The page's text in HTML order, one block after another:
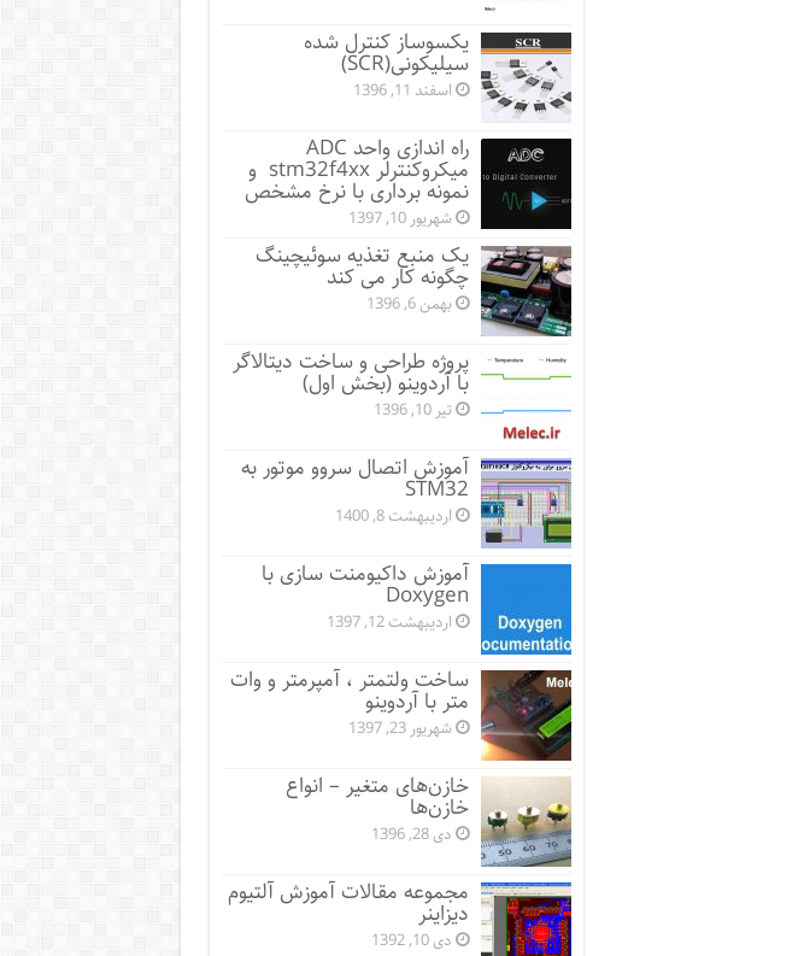
یکسوساز کنترل شده
سیلیکونی(SCR)
اسفند 11, 1396
راه اندازی واحد ADC
میکروکنترلر stm32f4xx و
نمونه برداری با نرخ مشخص
شهریور 10, 1397
یک منبع تغذیه سوئیچینگ
چگونه کار می کند
بهمن 6, 1396
پروژه طراحی و ساخت دیتالاگر
با آردوینو (بخش اول)
تیر 10, 1396
آموزش اتصال سروو موتور به
STM32
اردیبهشت 8, 1400
آموزش داکیومنت سازی با
Doxygen
اردیبهشت 12, 1397
ساخت ولتمتر ، آمپرمتر و وات
متر با آردوینو
شهریور 23, 1397
خازن‌های متغیر – انواع
خازن‌ها
دی 28, 1396
مجموعه مقالات آموزش آلتیوم
دیزاینر
دی 10, 1392